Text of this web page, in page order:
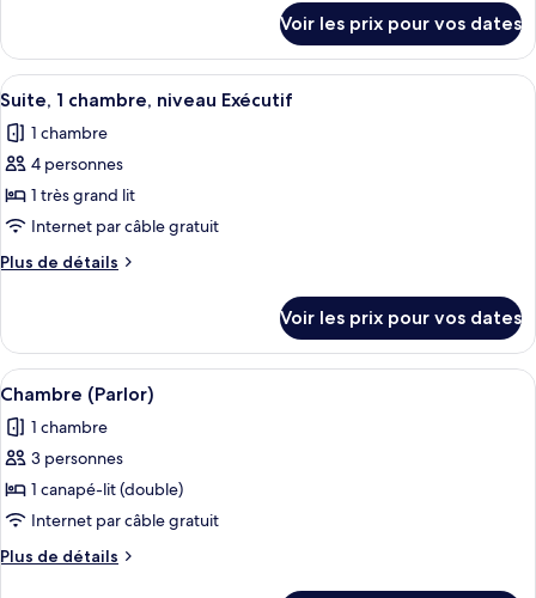
Suite
Studio,
1
très
grand
lit
le
type
de
Suite
Studio,
très
grand
Voir les prix pour vos dates
Afficher
toutes
les
photos
pour
ce
type
de
Suite,
chambre,
niveau
Exécutif
Une chambre d’hôtel avec un grand
4
Suite, 1 chambre, niveau Exécutif
1 chambre
4 personnes
1 très grand lit
Internet par câble gratuit
Plus de détails
Plus
le
type
de
Suite,
niveau
Exécutif
Voir les prix pour vos dates
Afficher
toutes
les
photos
pour
ce
type
de
Un salon moderne comprenant un
5
Chambre (Parlor)
1 chambre
3 personnes
1 canapé-lit (double)
Internet par câble gratuit
Plus de détails
Plus